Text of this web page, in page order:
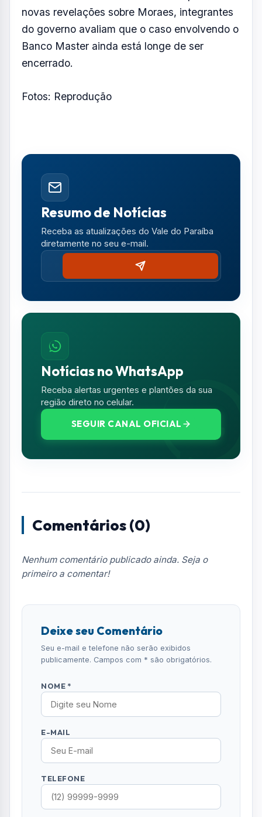
Resumo de Notícias
Receba as atualizações do Vale do Paraíba
diretamente no seu e-mail.
Notícias no WhatsApp
Receba alertas urgentes e plantões da sua
região direto no celular.
SEGUIR CANAL OFICIAL
Comentários (0)
Nenhum comentário publicado ainda. Seja o
Deixe seu Comentário
NOME *
COMENTÁRIO *
ENVIAR COMENTÁRIO